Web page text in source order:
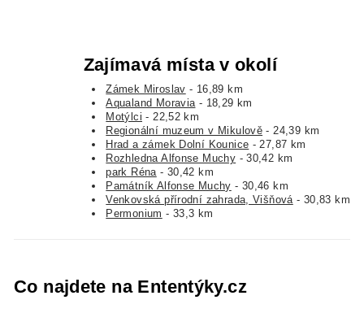
Zajímavá místa v okolí
Zámek Miroslav - 16,89 km
Aqualand Moravia- 18,29 km
Motýlci - 22,52 km
Regionální muzeum v Mikulově - 24,39 km
Hrad a zámek Dolní Kounice - 27,87 km
Rozhledna Alfonse Muchy - 30,42 km
park Réna- 30,42 km
Památník Alfonse Muchy - 30,46 km
Venkovská přírodní zahrada, Višňová- 30,83 km
Permonium - 33,3 km
Co najdete na Ententýky.cz